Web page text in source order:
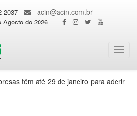
2037 acin@acin.com.br
Agosto de 2026 -
têm até 29 de janeiro para aderir